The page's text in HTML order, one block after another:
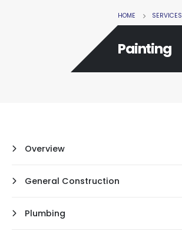
HOME SERVICES
Painting
Overview
General Construction
Plumbing